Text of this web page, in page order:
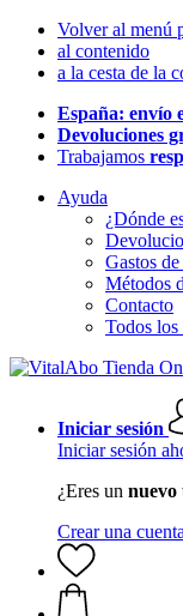
Volver al menú
al contenido
a la cesta de la
España: envío
Devoluciones
Trabajamos
Ayuda
¿Dónde
Gastos
Métodos
Contacto
Todos
Iniciar sesión
Iniciar sesión
¿Eres un nuevo
Crear una cuenta